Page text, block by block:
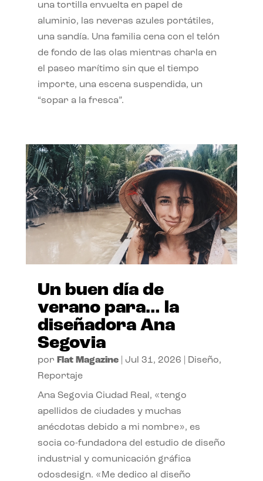
una tortilla envuelta en papel de
aluminio, las neveras azules portátiles,
una sandía. Una familia cena con el telón
de fondo de las olas mientras charla en
el paseo marítimo sin que el tiempo
importe, una escena suspendida, un
“sopar a la fresca”.
Un buen día de
verano para… la
diseñadora Ana
Segovia
por Flat Magazine| Jul 31, 2026 Diseño,
Reportaje
Ana Segovia Ciudad Real, «tengo
apellidos de ciudades y muchas
anécdotas debido a mi nombre», es
socia co-fundadora del estudio de diseño
industrial y comunicación gráfica
odosdesign. «Me dedico al diseño